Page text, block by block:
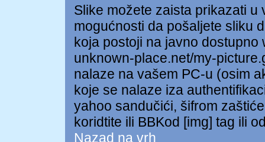
Slike možete zaista prikazati
mogućnosti da pošaljete sliku
koja postoji na javno
unknown-place.net/my-
nalaze na vašem PC-u (osim
koje se nalaze iza
yahoo sandučići, šifrom
koridtite ili BBKod [img] tag ili
Nazad na vrh